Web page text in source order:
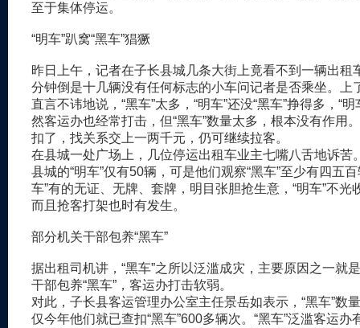
至于集体停运。
“明车”趴窝“黑车”猖獗
昨日上午，记者在子长县城几条大街上竟看不到一辆出租
分钟倒是十几辆没有任何标志的小车问记者是否乘坐。上
直言不讳地说，“黑车”太多，“明车”还没“黑车”挣得多，“
然客运办也经常打击，但“黑车”数量太多，根本没有作用
扣了，找关系交上一两千元，仍可继续拉客。
在县城一处广场上，几位停运出租车业主七嘴八舌地诉苦
县城的“明车”仅有50辆，可是他们观察“黑车”至少有四五
车”有的无证、无牌、套牌，明目张胆抢生意，“明车”不光
而且抢客打架也时有发生。
部分机关干部包养“黑车”
据出租司机讲，“黑车”之所以泛滥成灾，主要原因之一就
干部包养“黑车”，客运办打击软弱。
对此，子长县客运管理办公室主任景岳如表示，“黑车”数
仅今年他们就已查扣“黑车”600多辆次。“黑车”泛滥客运办